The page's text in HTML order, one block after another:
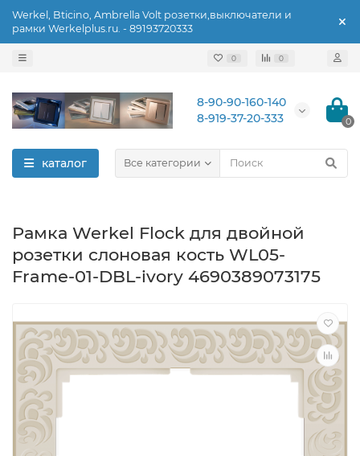
Werkel, Bticino, Ambrella Volt розетки,выключатели и
рамки Werkelplus.ru. - 89193720333
0 0
8-90-90-160-140
8-919-37-20-333
0
каталог Все категории
Рамка Werkel Flock для двойной
розетки слоновая кость WL05-
Frame-01-DBL-ivory 4690389073175